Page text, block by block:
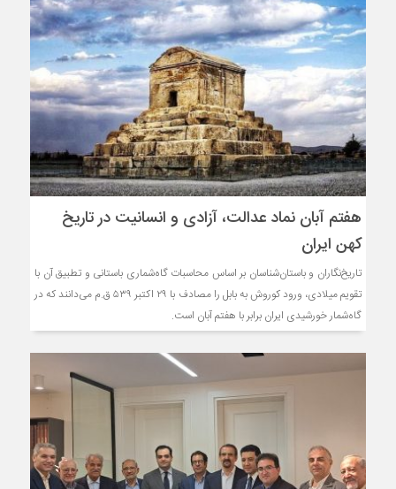
هفتم آبان نماد عدالت، آزادی و انسانیت در تاریخ
کهن ایران
تاریخ‌نگاران و باستان‌شناسان بر اساس محاسبات گاه‌شماری باستانی و تطبیق آن با
تقویم میلادی، ورود کوروش به بابل را مصادف با ۲۹ اکتبر ۵۳۹ ق.م می‌دانند که در
گاه‌شمار خورشیدی ایران برابر با هفتم آبان است.